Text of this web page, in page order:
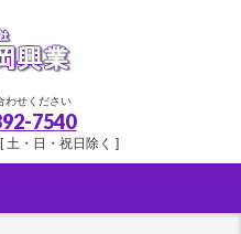
わせください
7540
土・日・祝日除く ]